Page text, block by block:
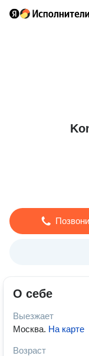
О себе
Выезжает
Москва. На карте
Возраст